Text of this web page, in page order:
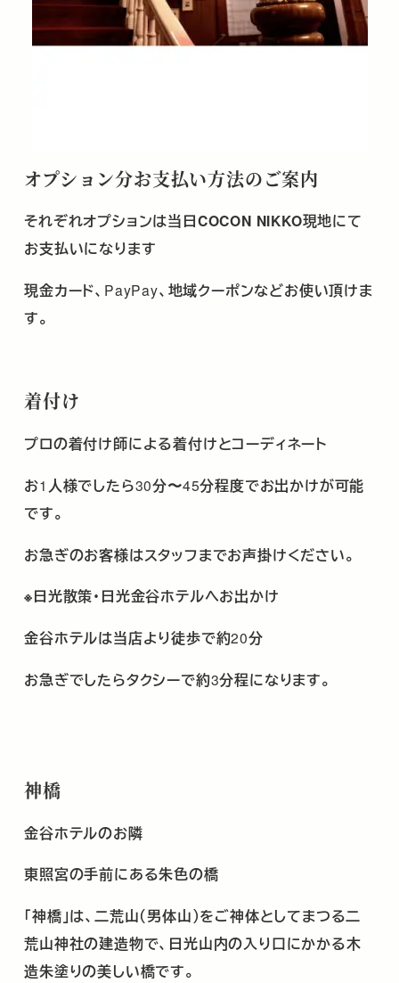
オプション分お支払い方法のご案内
それぞれオプションは当日COCON NIKKO現地にて
お支払いになります
現金カード、 PayPay、地域クーポンなどお使い頂けま
す。
着付け
プロの着付け師による着付けとコーディネート
お1 人様でしたら30分〜45分程度でお出かけが可能
です。
お急ぎのお客様はスタッフまでお声掛けください。
※日光散策・日光金谷ホテルへお出かけ
金谷ホテルは当店より徒歩で約20分
お急ぎでしたらタクシーで約3分程になります。
神橋
金谷ホテルのお隣
東照宮の手前にある朱色の橋
「神橋」は、二荒山（男体山）をご神体としてまつる二
荒山神社の建造物で、日光山内の入り口にかかる木
造朱塗りの美しい橋です。